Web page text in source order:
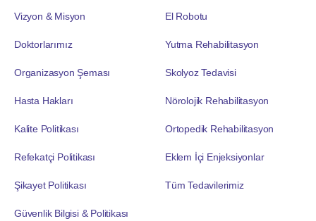
Vizyon & Misyon
Doktorlarımız
Organizasyon Şeması
Hasta Hakları
Kalite Politikası
Refekatçi Politikası
Şikayet Politikası
Güvenlik Bilgisi & Politikası
El Robotu
Yutma Rehabilitasyon
Skolyoz Tedavisi
Nörolojik Rehabilitasyon
Ortopedik Rehabilitasyon
Eklem İçi Enjeksiyonlar
Tüm Tedavilerimiz